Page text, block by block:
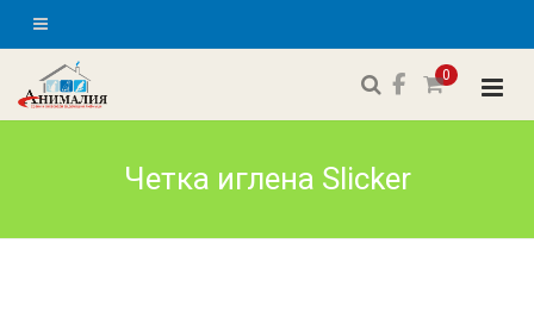
0
Четкa игленa Slicker